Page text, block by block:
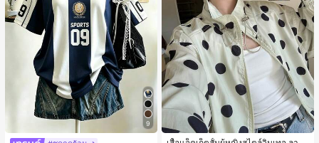
9
#1 ขายดี
ใน กระเป๋า เสื้อคลุมลำลอง